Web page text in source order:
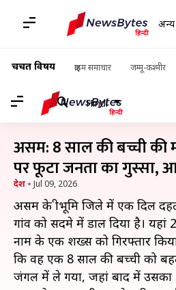
अन्य
चर्चित विषय क्राइम समाचार जम्मू-कश्मीर
Hindi
असम: 8 साल की बच्ची की
पर फूटा जनता का गुस्सा,
देश Jul 09, 2026
असम के श्रीभूमि जिले में एक दिल
गांव को सदमे में डाल दिया है।
नाम के एक शख्स को गिरफ्तार
कि वह एक 8 साल की बच्ची को
जंगल में ले गया, जहां बाद में उसका